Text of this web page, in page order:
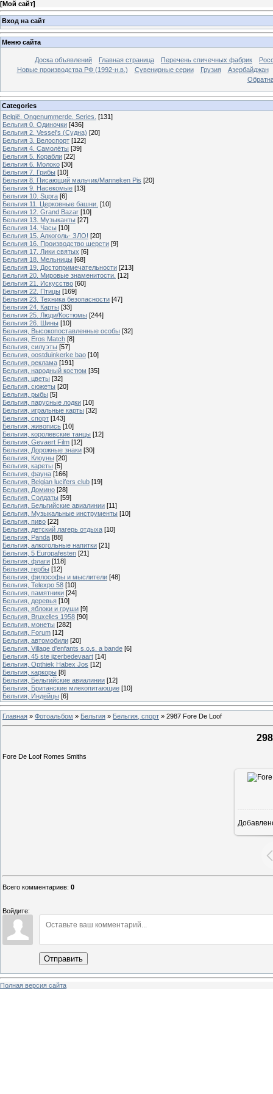
[Мой сайт]
Вход на сайт
Меню сайта
Доска объявлений Главная страница Перечень спичечных фабрик
Новые производства РФ (1992-н.в.)
Сувенирные серии Грузия
Азербайджан
Categories
België. Ongenummerde. Series. [131]
Бельгия 0. Одиночки [436]
Бельгия 2. Vessel's (Судна) [20]
Бельгия 3. Велоспорт [122]
Бельгия 4. Самолёты [39]
Бельгия 5. Корабли [22]
Бельгия 6. Молоко [30]
Бельгия 7. Грибы [10]
Бельгия 8. Писающий мальчик/Manneken Pis [20]
Бельгия 9. Насекомые [13]
Бельгия 10. Supra [6]
Бельгия 11. Церковные башни. [10]
Бельгия 12. Grand Bazar [10]
Бельгия 13. Музыканты [27]
Бельгия 14. Часы [10]
Бельгия 15. Алкоголь- ЗЛО! [20]
Бельгия 16. Производство шерсти [9]
Бельгия 17. Лики святых [6]
Бельгия 18. Мельницы [68]
Бельгия 19. Достопримечательности [213]
Бельгия 20. Мировые знаменитости. [12]
Бельгия 21. Искусство [60]
Бельгия 22. Птицы [169]
Бельгия 23. Техника безопасности [47]
Бельгия 24. Карты [33]
Бельгия 25. Люди/Костюмы [244]
Бельгия 26. Шины [10]
Бельгия, Высокопоставленные особы [32]
Бельгия, Eros Match [8]
Бельгия, силуэты [57]
Бельгия, oostduinkerke bao [10]
Бельгия, реклама [191]
Бельгия, народный костюм [35]
Бельгия, цветы [32]
Бельгия, сюжеты [20]
Бельгия, рыбы [5]
Бельгия, парусные лодки [10]
Бельгия, игральные карты [32]
Бельгия, спорт [143]
Бельгия, живопись [10]
Бельгия, королевские танцы [12]
Бельгия, Gevaert Film [12]
Бельгия, Дорожные знаки [30]
Бельгия, Клоуны [20]
Бельгия, кареты [5]
Бельгия, фауна [166]
Бельгия, Belgian lucifers club [19]
Бельгия, Домино [28]
Бельгия, Солдаты [59]
Бельгия, Бельгийские авиалинии [11]
Бельгия, Музыкальные инструменты [10]
Бельгия, пиво [22]
Бельгия, детский лагерь отдыха [10]
Бельгия, Panda [88]
Бельгия, алкогольные напитки [21]
Бельгия, 5 Europafesten [21]
Бельгия, флаги [118]
Бельгия, гербы [12]
Бельгия, философы и мыслители [48]
Бельгия, Telexpo 58 [10]
Бельгия, памятники [24]
Бельгия, деревья [10]
Бельгия, яблоки и груши [9]
Бельгия, Bruxelles 1958 [90]
Бельгия, монеты [282]
Бельгия, Forum [12]
Бельгия, автомобили [20]
Бельгия, Village d'enfants s.o.s. a bande [6]
Бельгия, 45 ste ijzerbedevaart [14]
Бельгия, Opthiek Habex Jos [12]
Бельгия, каркоры [8]
Бельгия, Бельгийские авиалинии [12]
Бельгия, Британские млекопитающие [10]
Бельгия, Индейцы [6]
Главная » Фотоальбом » Бельгия » Бельгия, спорт » 2987 Fore De Loof
Fore De Loof Romes Smiths
Всего комментариев: 0
Войдите:
Отправить
Полная версия сайта